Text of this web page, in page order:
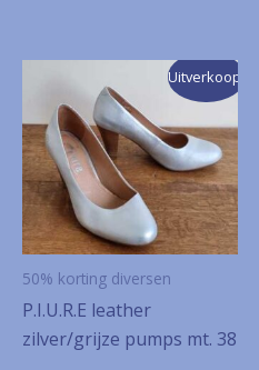
Uitverkoop!
50% korting diversen
P.I.U.R.E leather
zilver/grijze pumps mt. 38